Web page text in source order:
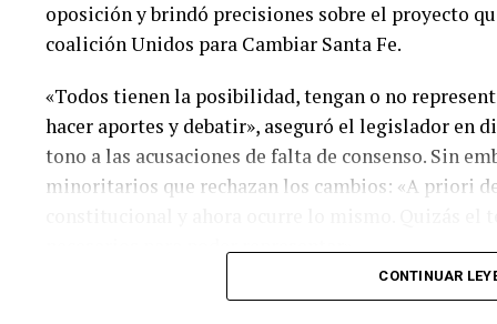
El camino hacia la Convención
siguiente será la convocatoria a elecciones
elijan a losconvencionales constituyentes.
sancionar el nuevo texto constitucional durante el
oposición y brindó precisiones sobre el proyecto
coalición Unidos para Cambiar Santa Fe.
«Todos tienen la posibilidad, tengan o no
hacer aportes y debatir», aseguró el legislador en
tono a las acusaciones de falta de consenso. Sin
minoritarios que rechazan los cambios: «A priori
necesarios para poder representar».
Las claves de la propuesta de la UCR
CONTINUAR